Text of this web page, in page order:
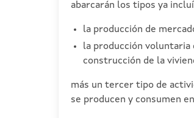
abarcarán los tipos ya
la producción de
la producción voluntaria
construcción de la
más un tercer tipo de
se producen y consumen